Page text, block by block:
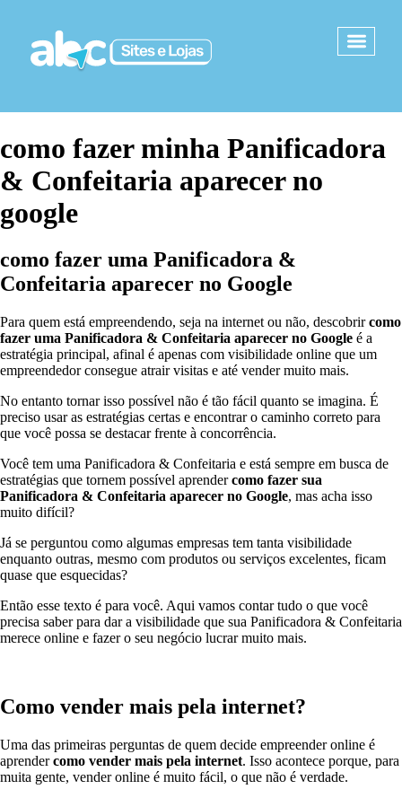
como fazer minha Panificadora
& Confeitaria aparecer no
google
como fazer uma Panificadora &
Confeitaria aparecer no Google
Para quem está empreendendo, seja na internet ou não, descobrircomo
fazer uma Panificadora & Confeitaria aparecer no Google é a
estratégia principal, afinal é apenas com visibilidade online que um
empreendedor consegue atrair visitas e até vender muito mais.
No entanto tornar isso possível não é tão fácil quanto se imagina. É
preciso usar as estratégias certas e encontrar o caminho correto para
que você possa se destacar frente à concorrência.
Você tem uma Panificadora & Confeitaria e está sempre em busca de
estratégias que tornem possível aprendercomo fazer sua
Panificadora & Confeitaria aparecer no Google, mas acha isso
muito difícil?
Já se perguntou como algumas empresas tem tanta visibilidade
enquanto outras, mesmo com produtos ou serviços excelentes, ficam
quase que esquecidas?
Então esse texto é para você. Aqui vamos contar tudo o que você
precisa saber para dar a visibilidade que sua Panificadora & Confeitaria
merece online e fazer o seu negócio lucrar muito mais.
Como vender mais pela internet?
Uma das primeiras perguntas de quem decide empreender online é
aprendercomo vender mais pela internet. Isso acontece porque, para
muita gente, vender online é muito fácil, o que não é verdade.